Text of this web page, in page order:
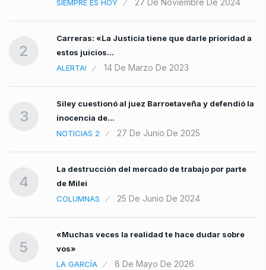
SIEMPRE ES HOY 27 De Noviembre De 2024
2
Carreras: «La Justicia tiene que darle prioridad a
estos juicios…
ALERTA!
14 De Marzo De 2023
3
Siley cuestionó al juez Barroetaveña y defendió la
inocencia de…
NOTICIAS 2
27 De Junio De 2025
4
La destrucción del mercado de trabajo por parte
de Milei
COLUMNAS
25 De Junio De 2024
5
«Muchas veces la realidad te hace dudar sobre
vos»
LA GARCÍA
8 De Mayo De 2026